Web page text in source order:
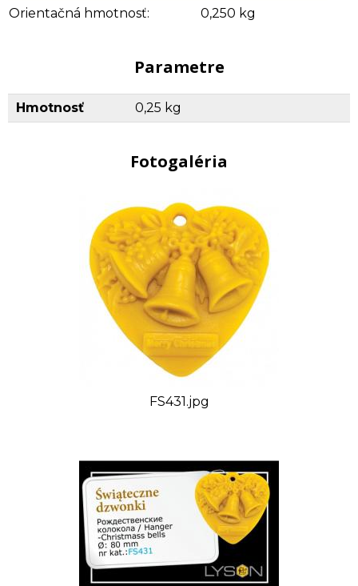
Orientačná hmotnosť:
0,250 kg
Parametre
Hmotnosť 0,25 kg
Fotogaléria
FS431.jpg